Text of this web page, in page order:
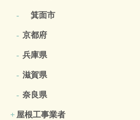
箕面市
京都府
兵庫県
滋賀県
奈良県
屋根工事業者